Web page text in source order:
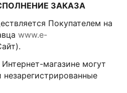
ЗАКАЗА
Покупателем на
www.e-
магазине могут